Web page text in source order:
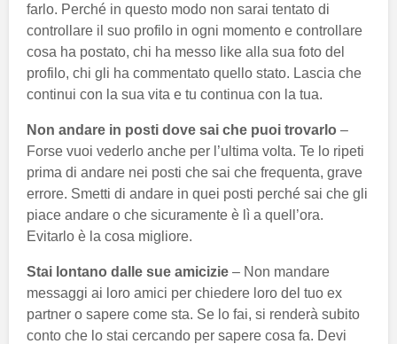
farlo. Perché in questo modo non sarai tentato di
controllare il suo profilo in ogni momento e controllare
cosa ha postato, chi ha messo like alla sua foto del
profilo, chi gli ha commentato quello stato. Lascia che
continui con la sua vita e tu continua con la tua.
Non andare in posti dove sai che puoi trovarlo –
Forse vuoi vederlo anche per l’ultima volta. Te lo ripeti
prima di andare nei posti che sai che frequenta, grave
errore. Smetti di andare in quei posti perché sai che gli
piace andare o che sicuramente è lì a quell’ora.
Evitarlo è la cosa migliore.
Stai lontano dalle sue amicizie – Non mandare
messaggi ai loro amici per chiedere loro del tuo ex
partner o sapere come sta. Se lo fai, si renderà subito
conto che lo stai cercando per sapere cosa fa. Devi